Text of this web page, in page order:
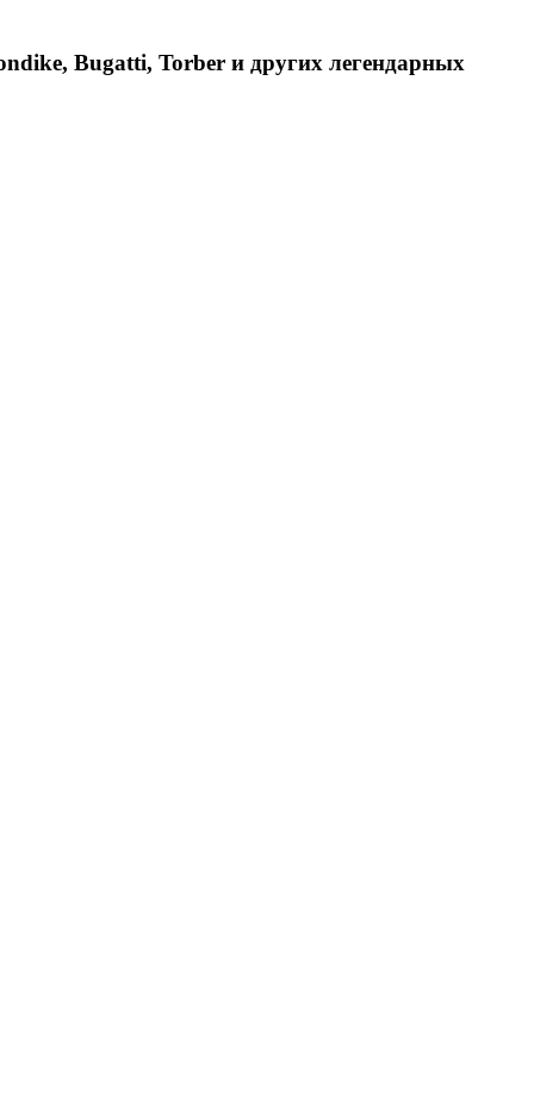
Bugatti, Torber и других легендарных